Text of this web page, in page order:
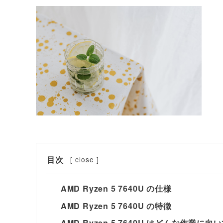
目次 [ close ]
AMD Ryzen 5 7640U の仕様
AMD Ryzen 5 7640U の特徴